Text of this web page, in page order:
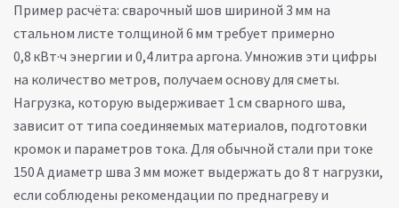
Пример расчёта: сварочный шов шириной 3 мм на
стальном листе толщиной 6 мм требует примерно
0,8 кВт·ч энергии и 0,4 литра аргона. Умножив эти цифры
на количество метров, получаем основу для сметы.
Нагрузка, которую выдерживает 1 см сварного шва,
зависит от типа соединяемых материалов, подготовки
кромок и параметров тока. Для обычной стали при токе
150 А диаметр шва 3 мм может выдержать до 8 т нагрузки,
если соблюдены рекомендации по преднагреву и